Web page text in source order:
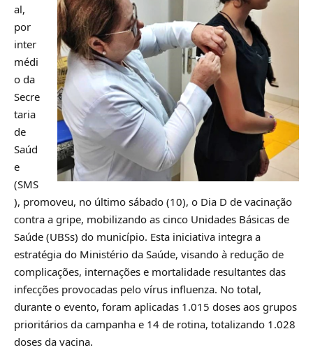
al,
por
inter
médi
o da
Secre
taria
de
Saúd
e
(SMS
), promoveu, no último sábado (10), o Dia D de vacinação
contra a gripe, mobilizando as cinco Unidades Básicas de
Saúde (UBSs) do município. Esta iniciativa integra a
estratégia do Ministério da Saúde, visando à redução de
complicações, internações e mortalidade resultantes das
infecções provocadas pelo vírus influenza. No total,
durante o evento, foram aplicadas 1.015 doses aos grupos
prioritários da campanha e 14 de rotina, totalizando 1.028
doses da vacina.